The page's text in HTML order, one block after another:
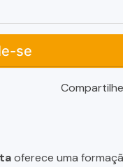
se
oferece uma